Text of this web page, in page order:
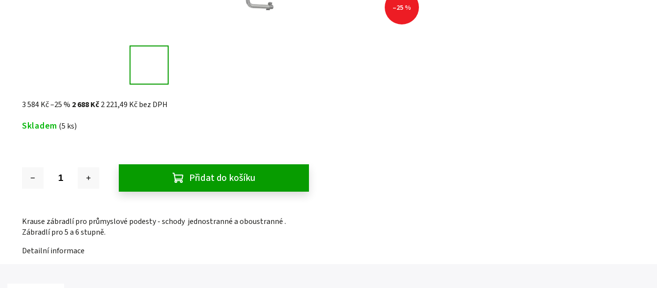
–25 %
3 584 Kč–25 % 2 688 Kč2 221,49 Kč bez DPH
Skladem (5 ks)
Přidat do košíku
Krause zábradlí pro průmyslové podesty - schody jednostranné a oboustranné .
Zábradlí pro 5 a 6 stupně.
Detailní informace